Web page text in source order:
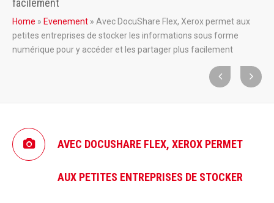
facilement
Home » Evenement » Avec DocuShare Flex, Xerox permet aux
petites entreprises de stocker les informations sous forme
numérique pour y accéder et les partager plus facilement
AVEC DOCUSHARE FLEX, XEROX PERMET
AUX PETITES ENTREPRISES DE STOCKER